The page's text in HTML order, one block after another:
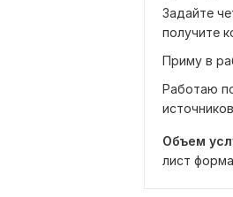
Задайте
получите
Приму в
Работаю
Объем
лист